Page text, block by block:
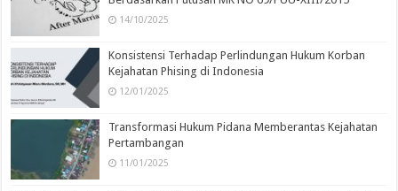
14/10/2025
Konsistensi Terhadap Perlindungan Hukum Korban
Kejahatan Phising di Indonesia
12/01/2025
Transformasi Hukum Pidana Memberantas Kejahatan
Pertambangan
11/01/2025